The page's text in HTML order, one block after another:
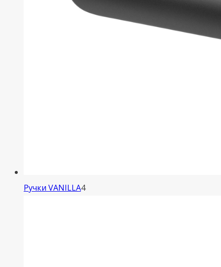
Ручки VANILLA44